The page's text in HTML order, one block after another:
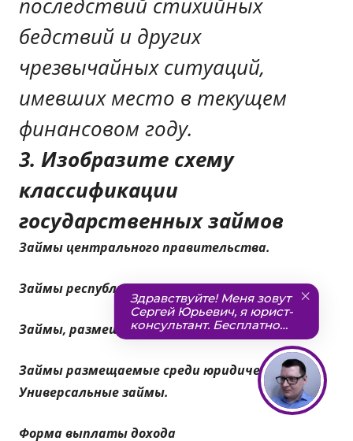
бедствий и других
чрезвычайных ситуаций,
имевших место в текущем
финансовом году.
3. Изобразите схему
классификации
государственных займов
Займы центрального правительства.
Займы республиканского правительства.
Займы, размещаемые среди населения.
Займы размещаемые среди юридических лиц
Универсальные займы.
Форма выплаты дохода